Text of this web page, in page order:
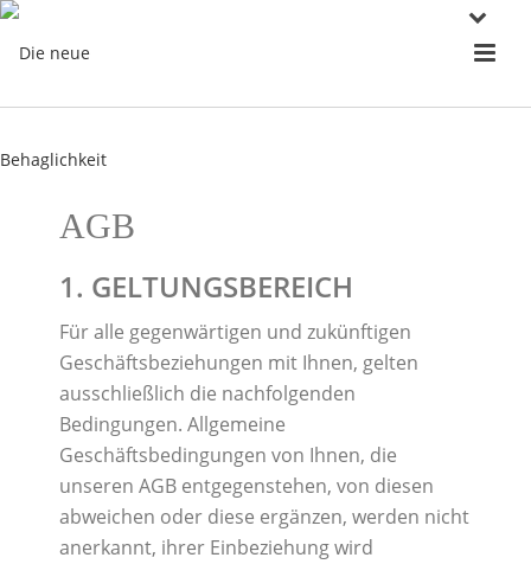
AGB
1. GELTUNGSBEREICH
Für alle gegenwärtigen und zukünftigen
Geschäftsbeziehungen mit Ihnen, gelten
ausschließlich die nachfolgenden
Bedingungen. Allgemeine
Geschäftsbedingungen von Ihnen, die
unseren AGB entgegenstehen, von diesen
abweichen oder diese ergänzen, werden nicht
anerkannt, ihrer Einbeziehung wird